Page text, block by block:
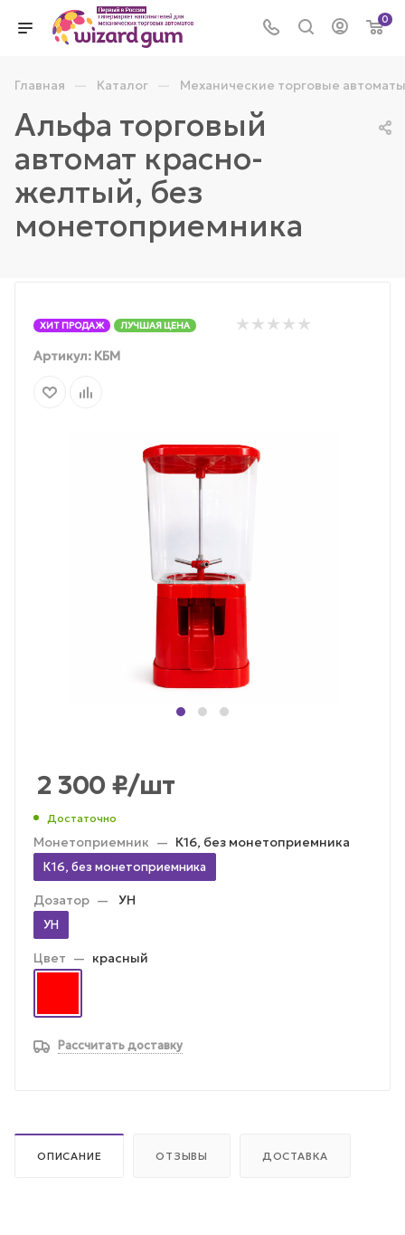
0
Главная — Каталог — Механические торговые автоматы
Альфа торговый
автомат красно-
желтый, без
монетоприемника
ХИТ ПРОДАЖ ЛУЧШАЯ ЦЕНА
Артикул: КБМ
2 300 ₽/шт
Достаточно
Монетоприемник — К16, без монетоприемника
К16, без монетоприемника
Дозатор — УН
УН
Цвет — красный
Рассчитать доставку
ОПИСАНИЕ ОТЗЫВЫ ДОСТАВКА